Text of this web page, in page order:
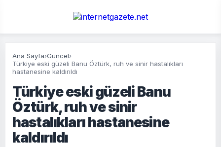
Ana Sayfa›Güncel›
Türkiye eski güzeli Banu Öztürk, ruh ve sinir hastalıkları
hastanesine kaldırıldı
Türkiye eski güzeli Banu
Öztürk, ruh ve sinir
hastalıkları hastanesine
kaldırıldı